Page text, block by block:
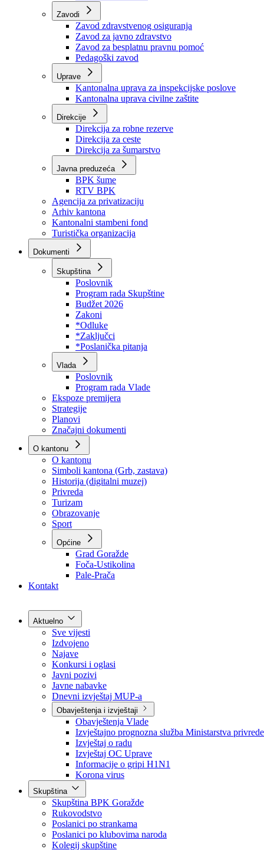
Centar za socijalni rad
Dom za stara i iznemogla lica
Kantonalna bolnica
Zavodi
Zavod zdravstvenog osiguranja
Zavod za javno zdravstvo
Zavod za besplatnu pravnu pomoć
Pedagoški zavod
Kantonalna uprava za inspekcijske poslove
Kantonalna uprava civilne zaštite
Direkcije
Direkcija za robne rezerve
Direkcija za ceste
Direkcija za šumarstvo
Javna preduzeća
BPK šume
RTV BPK
Agencija za privatizaciju
Arhiv kantona
Kantonalni stambeni fond
Turistička organizacija
Dokumenti
Skupština
Poslovnik
Program rada Skupštine
Budžet 2026
Zakoni
*Odluke
*Zaključci
*Poslanička pitanja
Vlada
Poslovnik
Program rada Vlade
Ekspoze premijera
Strategije
Planovi
Značajni dokumenti
O kantonu
O kantonu
Simboli kantona (Grb, zastava)
Historija (digitalni muzej)
Privreda
Turizam
Obrazovanje
Sport
Općine
Kontakt
Aktuelno
Sve vijesti
Izdvojeno
Najave
Konkursi i oglasi
Javni pozivi
Javne nabavke
Dnevni izvještaj MUP-a
Obavještenja i izvještaji
Obavještenja Vlade
Izvještajno prognozna služba Ministarstva privrede
Izvještaj o radu
Izvještaj OC Uprave
Informacije o gripi H1N1
Korona virus
Skupština
Skupština BPK Goražde
Rukovodstvo